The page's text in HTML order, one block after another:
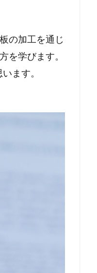
の加工を通じ
を学びます。
ます。